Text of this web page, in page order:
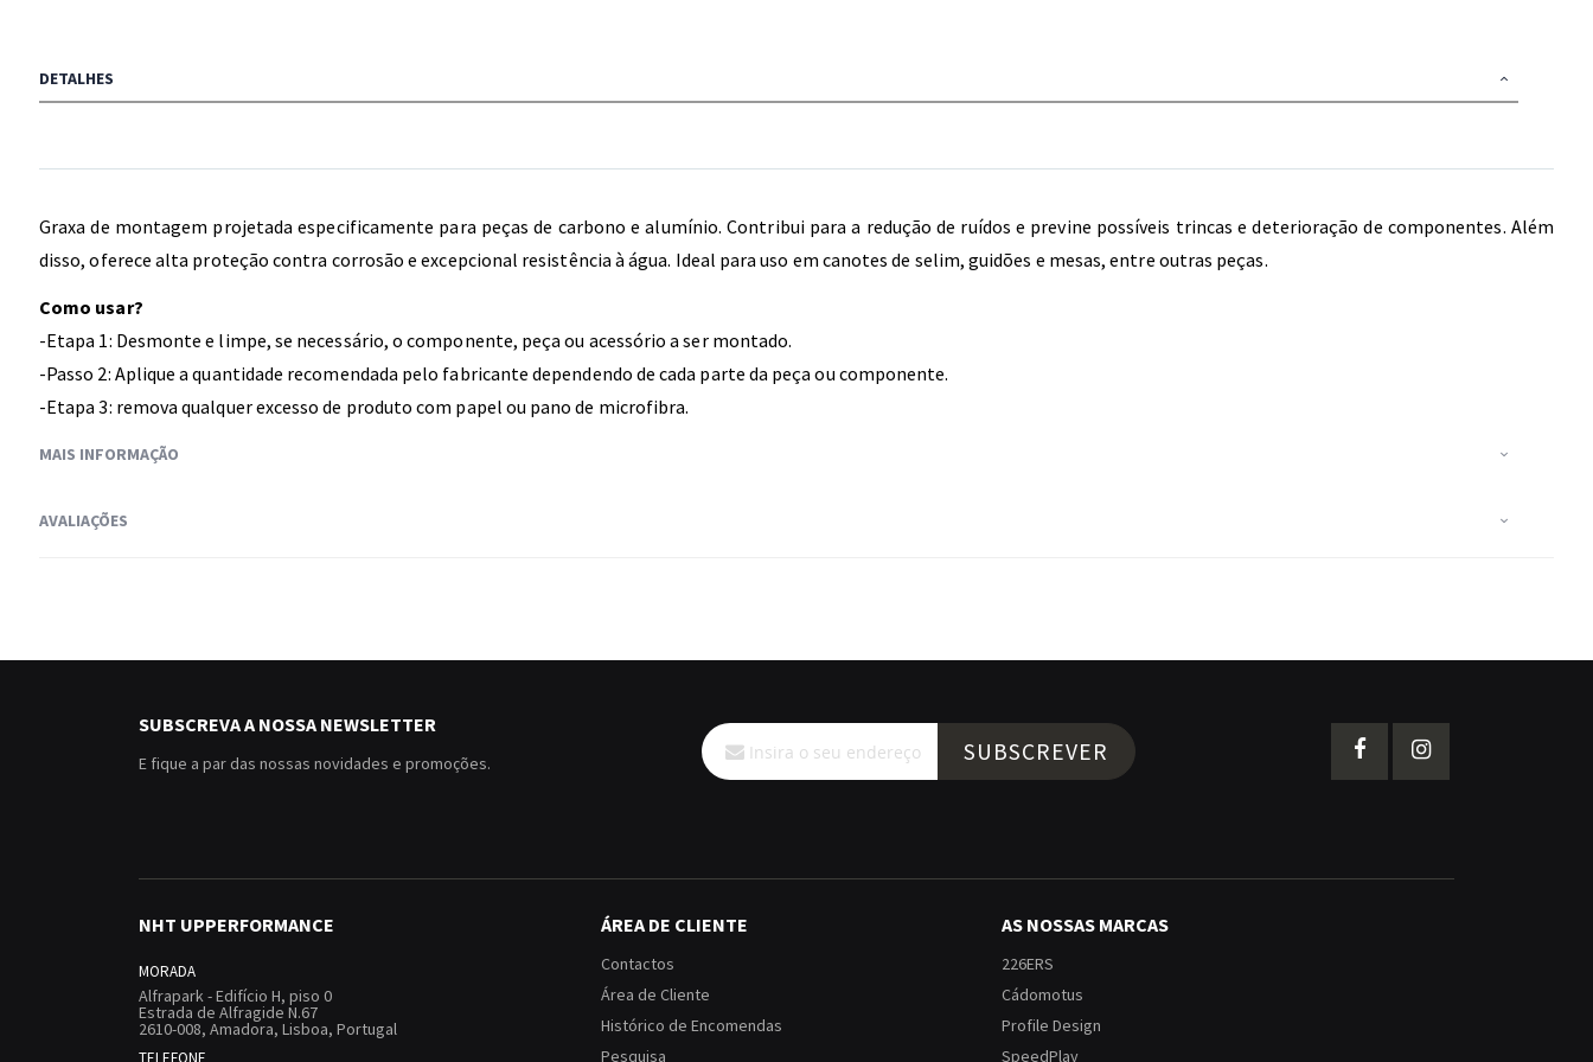
of
DETALHES
Graxa de montagem projetada especificamente para peças de carbono e alumínio. Contribui para a redução de ruídos e previne possíveis trincas e deterioração de componentes. Além
disso, oferece alta proteção contra corrosão e excepcional resistência à água. Ideal para uso em canotes de selim, guidões e mesas, entre outras peças.
Como usar?
-Etapa 1: Desmonte e limpe, se necessário, o componente, peça ou acessório a ser montado.
-Passo 2: Aplique a quantidade recomendada pelo fabricante dependendo de cada parte da peça ou componente.
-Etapa 3: remova qualquer excesso de produto com papel ou pano de microfibra.
MAIS INFORMAÇÃO
AVALIAÇÕES
SUBSCREVA A NOSSA NEWSLETTER
E fique a par das nossas novidades e promoções.
Subscreva
a
nossa
SUBSCREVER
NHT UPPERFORMANCE
MORADA
Alfrapark - Edifício H, piso 0
Estrada de Alfragide N.67
2610-008, Amadora, Lisboa, Portugal
ÁREA DE CLIENTE
Contactos
Área de Cliente
Histórico de Encomendas
Pesquisa
AS NOSSAS MARCAS
226ERS
Cádomotus
Profile Design
SpeedPlay